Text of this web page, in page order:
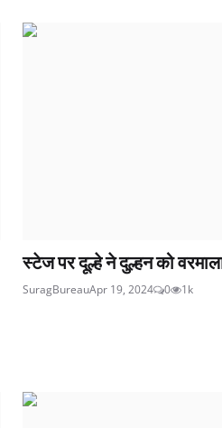
स्टेज पर दूल्हे ने दुल्हन को
SuragBureauApr 19, 2024 0 1k